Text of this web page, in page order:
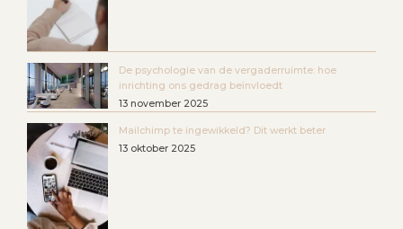
De psychologie van de vergaderruimte: hoe
inrichting ons gedrag beïnvloedt
13 november 2025
Mailchimp te ingewikkeld? Dit werkt beter
13 oktober 2025